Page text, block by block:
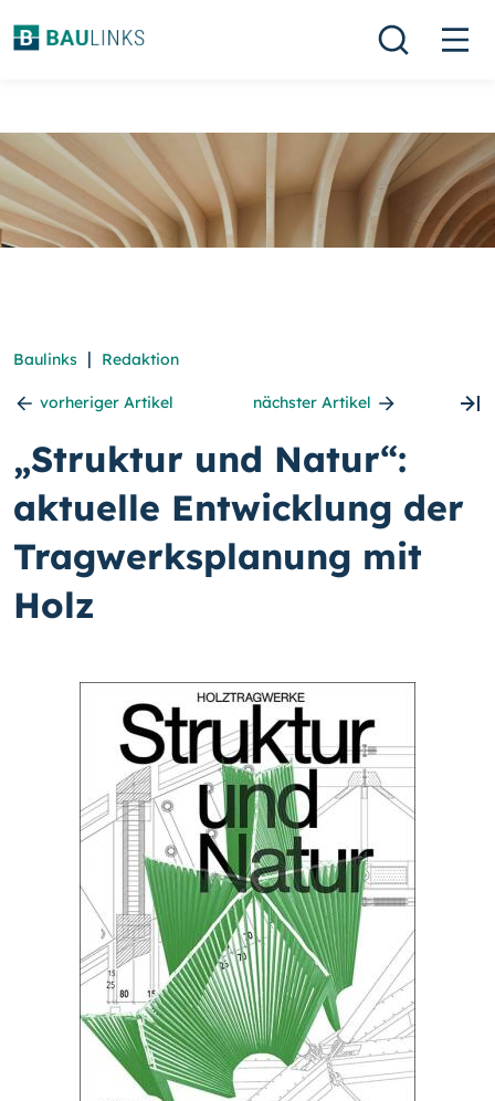
Baulinks | Redaktion
vorheriger Artikel nächster Artikel
„Struktur und Natur“:
aktuelle Entwicklung der
Tragwerksplanung mit
Holz